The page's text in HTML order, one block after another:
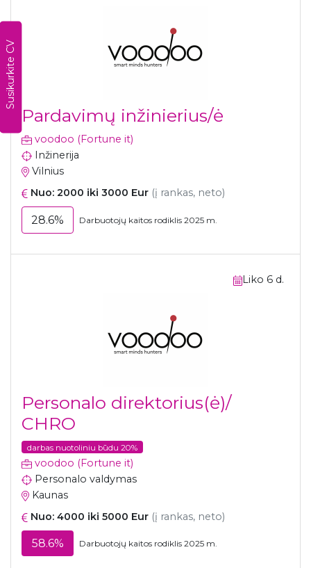
Susikurkite CV
Pardavimų inžinierius/ė
voodoo (Fortune it)
Inžinerija
Vilnius
Nuo: 2000 iki 3000 Eur (į rankas, neto)
28.6% Darbuotojų kaitos rodiklis 2025 m.
Liko 6 d.
Personalo direktorius(ė)/
CHRO
darbas nuotoliniu būdu 20%
voodoo (Fortune it)
Personalo valdymas
Kaunas
Nuo: 4000 iki 5000 Eur (į rankas, neto)
58.6% Darbuotojų kaitos rodiklis 2025 m.